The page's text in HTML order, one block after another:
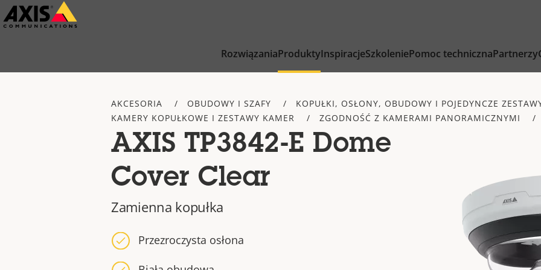
Przejdź
do
RozwiązaniaProduktyInspiracjeSzkoleniePomoc technicznaPartnerzy
AKCESORIA OBUDOWY I SZAFY
KOPUŁKI, OSŁONY, OBUDOWY I POJEDYNCZE
KAMERY KOPUŁKOWE I ZESTAWY KAMER
ZGODNOŚĆ Z KAMERAMI PANORAMICZNYMI
AXIS TP3842-E Dome
Cover Clear
Zamienna kopułka
Przezroczysta osłona